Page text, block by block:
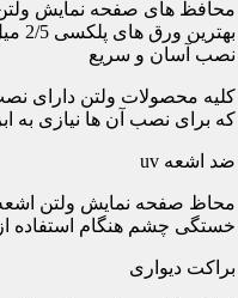
محافظ های صفحه نمایش ولتن
بهترین ورق های پلکسی 2/5 میل و 2/8 میل تایوانی ساخته شدند.
نصب آسان و سریع
کلیه محصولات ولتن دارای
که برای نصب آن ها نیازی به
ضد اشعه uv
خستگی چشم هنگام استفاده از
براکت دیواری